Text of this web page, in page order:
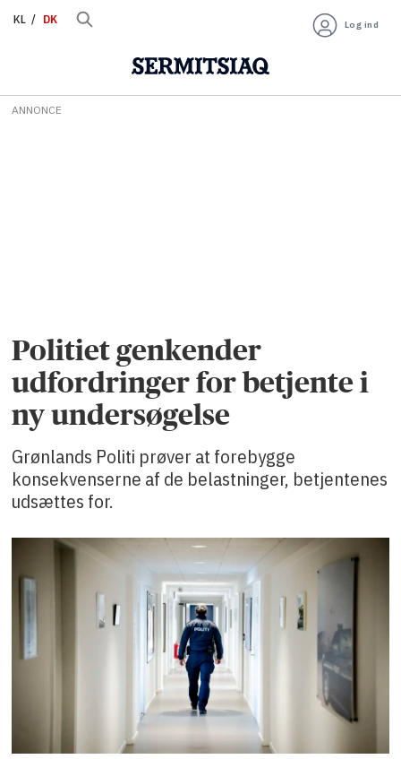
KL DK Log ind
ANNONCE
Politiet genkender
udfordringer for betjente i
ny undersøgelse
Grønlands Politi prøver at forebygge
konsekvenserne af de belastninger, betjentenes
udsættes for.